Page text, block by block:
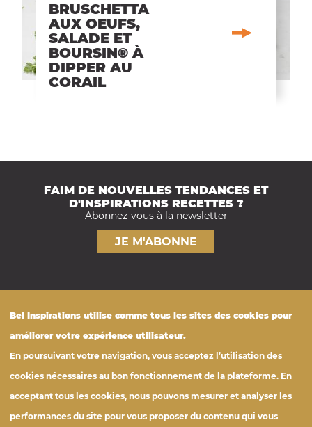
BRUSCHETTA
AUX OEUFS,
SALADE ET
BOURSIN® À
DIPPER AU
CORAIL
FAIM DE NOUVELLES TENDANCES ET
D'INSPIRATIONS RECETTES ?
Abonnez-vous à la newsletter
JE M'ABONNE
© Bel Foodservice France
belfoodservice.fr
FOOTER
Tous les produits
Photothèque
Bel Inspirations utilise comme tous les sites des cookies pour
améliorer votre expérience utilisateur.
En poursuivant votre navigation, vous acceptez l’utilisation des
cookies nécessaires au bon fonctionnement de la plateforme. En
acceptant tous les cookies, nous pouvons mesurer et analyser les
performances du site pour vous proposer du contenu qui vous